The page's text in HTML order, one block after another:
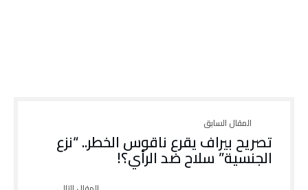
تصريح بيراف يقرع ناقوس الخطر.. “نزع
الجنسية” سلاح ضد الرأي؟!